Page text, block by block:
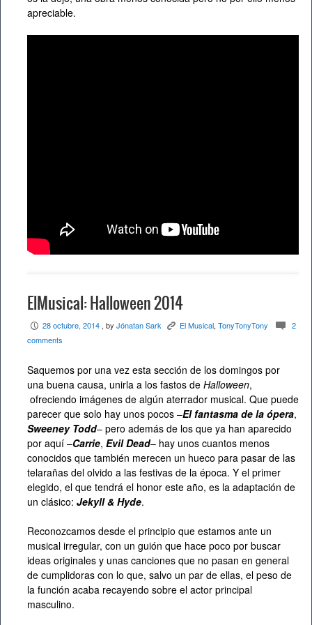
apreciable.
ElMusical: Halloween 2014
P 28 octubre, 2014 , by Jónatan Sark K El Musical, TonyTonyTony c 2
comments
Saquemos por una vez esta sección de los domingos por
una buena causa, unirla a los fastos de Halloween,
ofreciendo imágenes de algún aterrador musical. Que puede
parecer que solo hay unos pocos –El fantasma de la ópera,
Sweeney Todd– pero además de los que ya han aparecido
por aquí –Carrie, Evil Dead– hay unos cuantos menos
conocidos que también merecen un hueco para pasar de las
telarañas del olvido a las festivas de la época. Y el primer
elegido, el que tendrá el honor este año, es la adaptación de
un clásico: Jekyll & Hyde.
Reconozcamos desde el principio que estamos ante un
musical irregular, con un guión que hace poco por buscar
ideas originales y unas canciones que no pasan en general
de cumplidoras con lo que, salvo un par de ellas, el peso de
la función acaba recayendo sobre el actor principal
masculino.